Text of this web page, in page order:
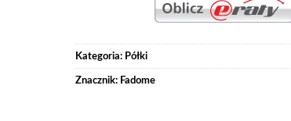
Kategoria: Półki
Znacznik: Fadome